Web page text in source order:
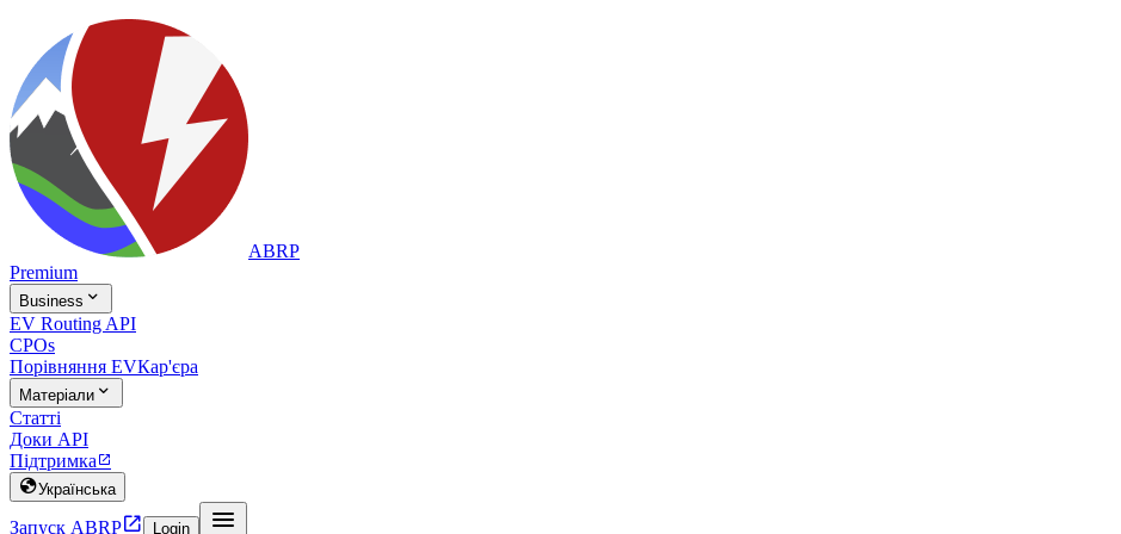
ABRP
Premium
Business 
EV Routing API
CPOs
Порівняння EVКар'єра
Матеріали 
Статті
Доки API
Підтримка 
Українська
Запуск ABRP Login 